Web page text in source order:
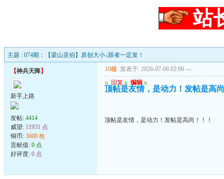
站
主题 : 074期：【梁山灵伯】原创大小↓跟者一定发！
【神兵天降】
新手上路
发帖: 4414
威望: 11931 点
铜币: 3600 枚
贡献值: 0 点
好评度: 0 点
10楼 发表于: 2026-07-08 02:00 ---
u 回复 u 编辑 u
顶帖是友情，是动力！发帖是高
顶帖是友情，是动力！发帖是高尚！！！